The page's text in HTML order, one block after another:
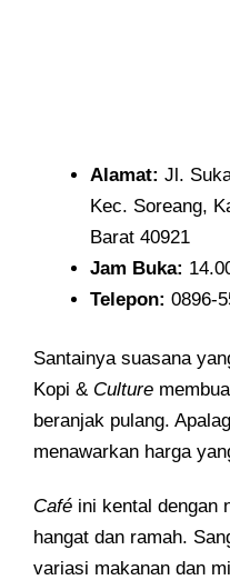
Alamat: Jl.
Kec. Soreang,
Barat 40921
Jam Buka:
Telepon: 0896-
Santainya suasana
Kopi & Culture
beranjak pulang.
menawarkan harga
Café ini kental dengan
hangat dan ramah.
variasi makanan dan